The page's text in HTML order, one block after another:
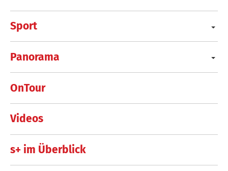
Sport
Panorama
OnTour
Videos
s+ im Überblick